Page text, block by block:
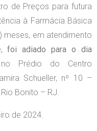
de Preços para futura
à Farmácia Básica
meses, em atendimento
foi adiado para o dia
Prédio do Centro
Schueller, nº 10 –
Bonito – RJ.
de 2024.